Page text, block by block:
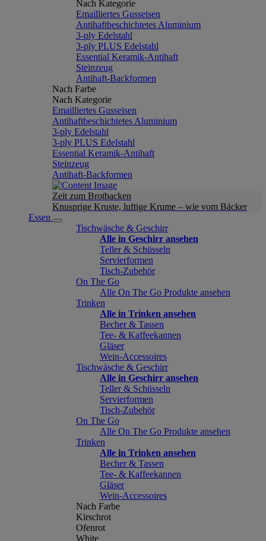
Nach Kategorie
Emailliertes Gusseisen
Antihaftbeschichtetes Aluminium
3-ply Edelstahl
3-ply PLUS Edelstahl
Essential Keramik-Antihaft
Steinzeug
Antihaft-Backformen
Nach Farbe
Nach Kategorie
Emailliertes Gusseisen
Antihaftbeschichtetes Aluminium
3-ply Edelstahl
3-ply PLUS Edelstahl
Essential Keramik-Antihaft
Steinzeug
Antihaft-Backformen
Zeit zum Brotbacken
Knusprige Kruste, luftige Krume – wie vom Bäcker
Essen
Tischwäsche & Geschirr
Alle in Geschirr ansehen
Teller & Schüsseln
Servierformen
Tisch-Zubehör
On The Go
Alle On The Go Produkte ansehen
Trinken
Alle in Trinken ansehen
Becher & Tassen
Tee- & Kaffeekannen
Gläser
Wein-Accessoires
Tischwäsche & Geschirr
Alle in Geschirr ansehen
Teller & Schüsseln
Servierformen
Tisch-Zubehör
On The Go
Alle On The Go Produkte ansehen
Trinken
Alle in Trinken ansehen
Becher & Tassen
Tee- & Kaffeekannen
Gläser
Wein-Accessoires
Nach Farbe
Kirschrot
Ofenrot
White